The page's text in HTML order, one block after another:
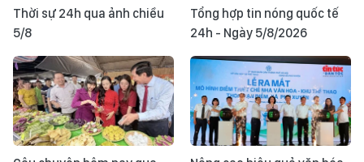
Thời sự 24h qua ảnh chiều
5/8
Tổng hợp tin nóng quốc tế
24h - Ngày 5/8/2026